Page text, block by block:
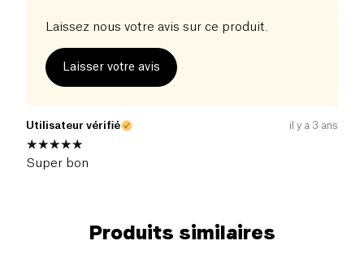
Laissez nous votre avis sur ce produit.
Laisser votre avis
Utilisateur vérifié il y a 3 ans
Super bon
Produits similaires